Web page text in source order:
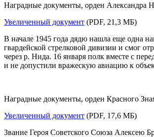
Наградные документы, орден Александра
Увеличенный документ (PDF, 21,3 МБ)
В начале 1945 года дядю нашла еще одна
гвардейской стрелковой дивизии и смог
через р. Нида. 16 января полк вместе с
и не допустили вражескую авиацию к
Наградные документы, орден Красного
Увеличенный документ (PDF, 17,6 МБ)
Звание Героя Советского Союза Алексею